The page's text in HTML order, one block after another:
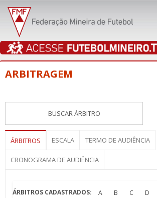
ARBITRAGEM
ÁRBITROS ESCALA TERMO DE AUDIÊNCIA
CRONOGRAMA DE AUDIÊNCIA
ÁRBITROS CADASTRADOS: A B C D